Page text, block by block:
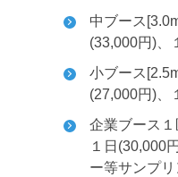
中ブース
(33,000円)、
小ブース
(27,000円)、
企業ブース
１日(30,000
ー等サンプ